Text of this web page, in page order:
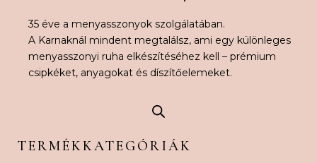
35 éve a menyasszonyok szolgálatában.
A Karnaknál mindent megtalálsz, ami egy különleges
menyasszonyi ruha elkészítéséhez kell – prémium
csipkéket, anyagokat és díszítőelemeket.
TERMÉKKATEGÓRIÁK